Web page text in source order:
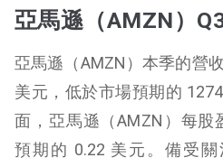
亞馬遜（AMZN）
亞馬遜（AMZN）本季的營
美元，低於市場預期的
面，亞馬遜（AMZN）每股
預期的 0.22 美元。備受關